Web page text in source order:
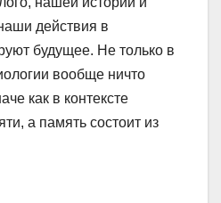
действия в
будущее. Не только в
вообще ничто
как в контексте
а память состоит из